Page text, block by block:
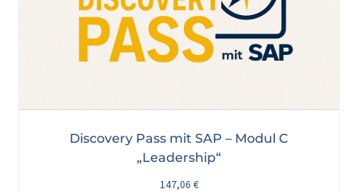
Discovery Pass mit SAP – Modul C
„Leadership“
147,06 €